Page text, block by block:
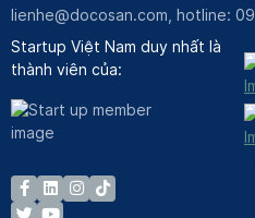
lienhe@docosan.com , hotline:
Startup Việt Nam duy nhất là
thành viên của: